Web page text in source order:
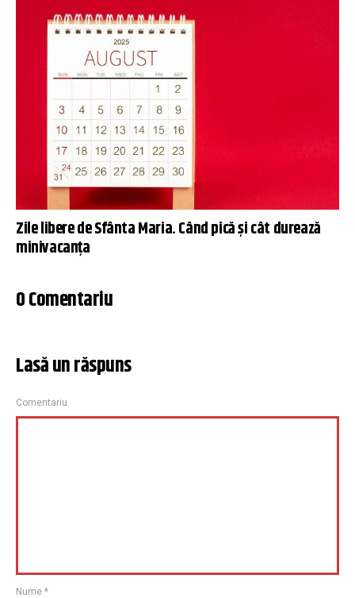
Zile libere de Sfânta Maria. Când pică și cât durează
minivacanța
0 Comentariu
Lasă un răspuns
Comentariu
Nume *